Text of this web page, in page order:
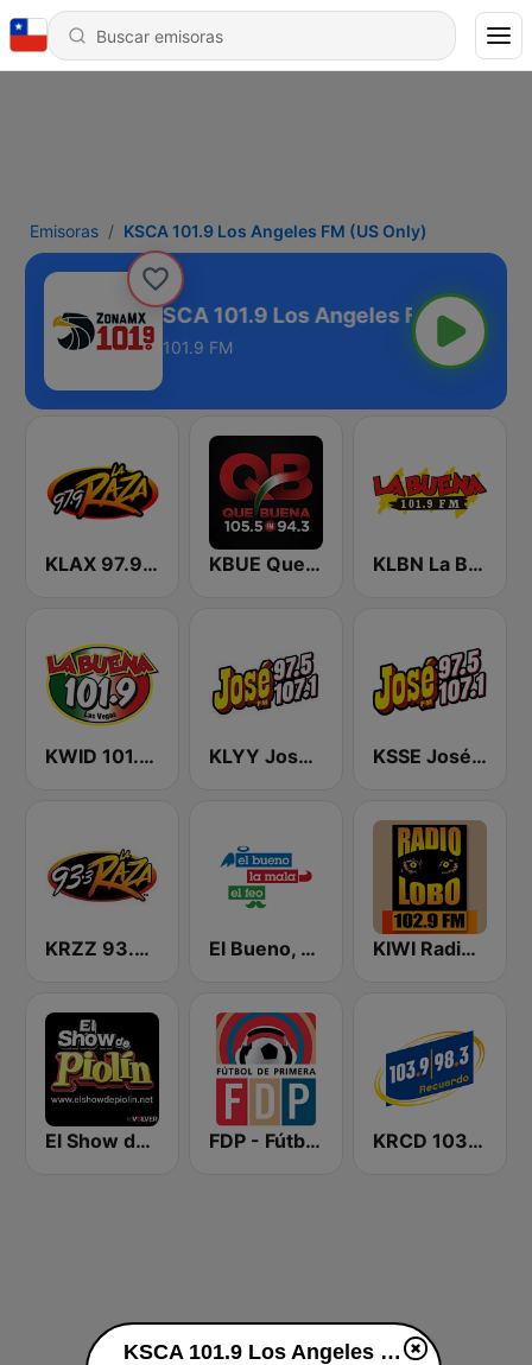
Emisoras KSCA 101.9 Los Angeles FM (US Only)
KSCA 101.9 Los Angeles FM (US
101.9 FM
KLAX 97.9 La Raza FM KBUE Que Buena 105.5 / 94.3 FM (US Only) KLBN La Buena 101.9 FM
KWID 101.9 La Buena KLYY José 97.5 y 107.1 KSSE José 97.5 y 107.1
KRZZ 93.3 La Raza FM El Bueno, La Mala y El Feo KIWI Radio Lobo 102.9 FM
El Show de Piolín FDP - Fútbol de Primera KRCD 103.9 - 98.3 Recuerdo (US Only)
KSCA 101.9 Los Angeles FM (US Only) en vivo